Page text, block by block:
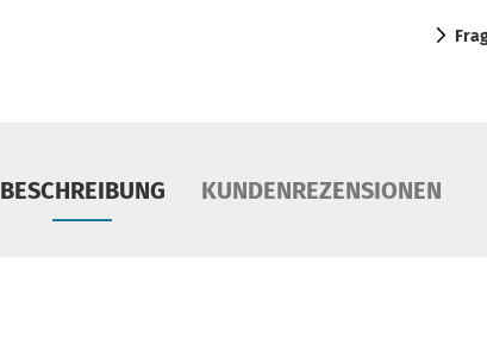
BESCHREIBUNG KUNDENREZENSIONEN